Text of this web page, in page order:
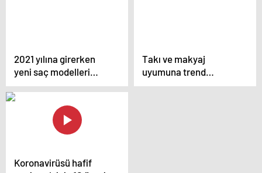
2021 yılına girerken
yeni saç modelleri
kendini göstermeye
başladı.
Takı ve makyaj
uyumuna trend
örnekleri sizler için
Koronavirüsü hafif